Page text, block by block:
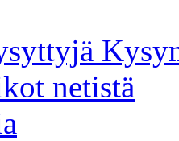
netistä